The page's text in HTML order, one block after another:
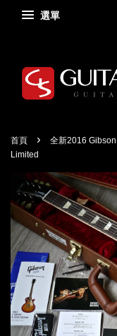
選單
首頁 ›
全新2016
Limited